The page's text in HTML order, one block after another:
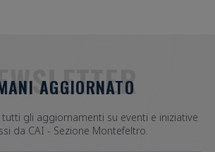
AGGIORNATO
tutti gli aggiornamenti su eventi e iniziative
da CAI - Sezione Montefeltro.